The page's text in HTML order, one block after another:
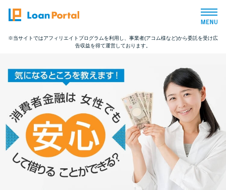
トップページ
おすすめコンテンツ
総合人気ランキング
とにかくすぐ借りたい方向け
バレずに借りたい方向け
※当サイトではアフィリエイトプログラムを利用し、事業者(アコム様など)から委託を受け広
告収益を得て運営しております。